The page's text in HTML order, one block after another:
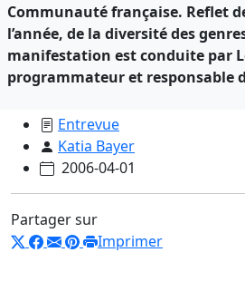
Communauté française. Reflet
l’année, de la diversité des
manifestation est conduite par
programmateur et responsable
Entrevue
Katia Bayer
2006-04-01
Partager sur
Imprimer